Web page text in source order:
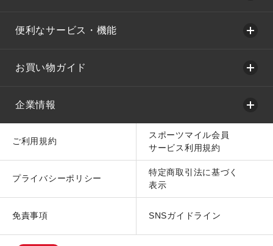
便利なサービス・機能
お買い物ガイド
企業情報
ご利用規約
スポーツマイル会員
サービス利用規約
プライバシーポリシー
特定商取引法に基づく
表示
免責事項 SNSガイドライン